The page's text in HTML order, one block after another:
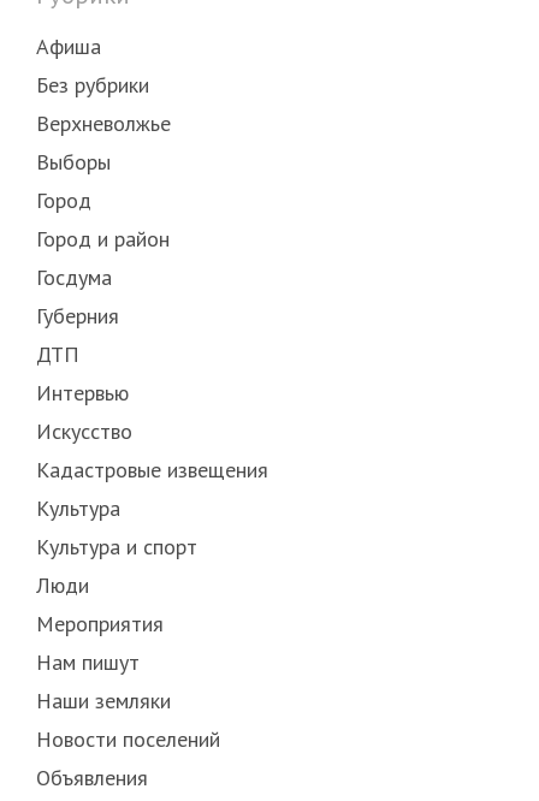
Афиша
Без рубрики
Верхневолжье
Выборы
Город
Город и район
Госдума
Губерния
ДТП
Интервью
Искусство
Кадастровые извещения
Культура
Культура и спорт
Люди
Мероприятия
Нам пишут
Наши земляки
Новости поселений
Объявления